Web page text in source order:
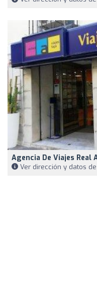
Agencia De Viajes Real
Ver dirección y datos